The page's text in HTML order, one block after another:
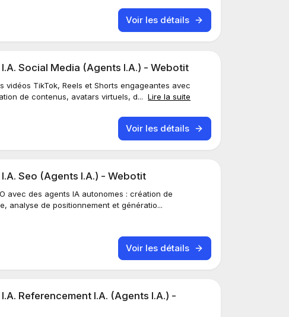
Voir les détails
Social Media (Agents I.A.) - Webotit
vidéos TikTok, Reels et Shorts engageantes avec
de contenus, avatars virtuels, d... Lire la suite
Voir les détails
Seo (Agents I.A.) - Webotit
avec des agents IA autonomes : création de
analyse de positionnement et génératio...
Voir les détails
Referencement I.A. (Agents I.A.) -